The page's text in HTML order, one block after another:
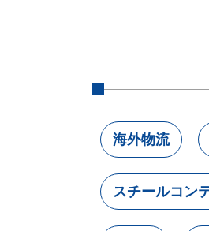
海外物流
スチールコン